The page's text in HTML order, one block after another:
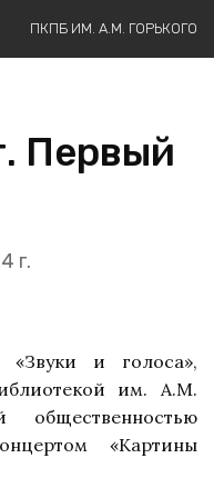
ПКПБ ИМ. А.М. ГОРЬКОГО
Первый
г.
«Звуки и голоса»,
им. А.М.
«Картины